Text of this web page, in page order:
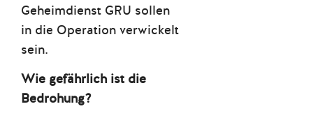
Geheimdienst GRU sollen
in die Operation verwickelt
sein.
Wie gefährlich ist die
Bedrohung?